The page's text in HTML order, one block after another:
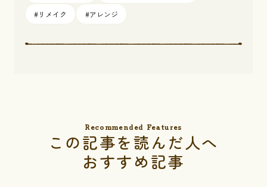
#リメイク #アレンジ
Recommended Features
この記事を読んだ人へ
おすすめ記事